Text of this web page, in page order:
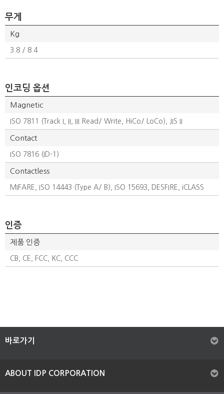
무게
Kg
3.8 / 8.4
인코딩 옵션
Magnetic
ISO 7811 (Track I, II, III Read/ Write, HiCo/ LoCo), JIS II
Contact
ISO 7816 (ID-1)
Contactless
MIFARE, ISO 14443 (Type A/ B), ISO 15693, DESFIRE, iCLASS
인증
제품 인증
CB, CE, FCC, KC, CCC
바로가기
ABOUT IDP CORPORATION